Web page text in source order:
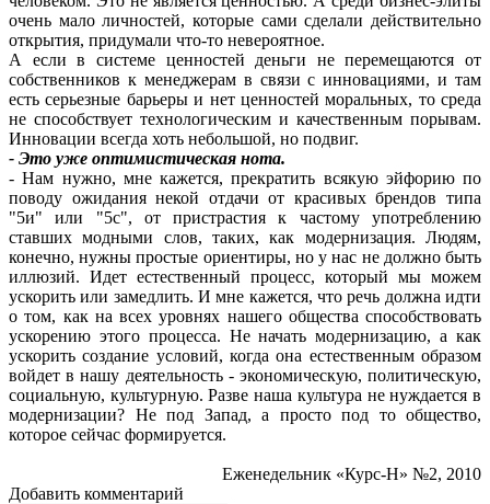
очень мало личностей, которые сами сделали действительно
открытия, придумали что-то невероятное.
А если в системе ценностей деньги не перемещаются от
собственников к менеджерам в связи с инновациями, и там
есть серьезные барьеры и нет ценностей моральных, то среда
не способствует технологическим и качественным порывам.
Инновации всегда хоть небольшой, но подвиг.
- Это уже оптимистическая нота.
- Нам нужно, мне кажется, прекратить всякую эйфорию по
поводу ожидания некой отдачи от красивых брендов типа
"5и" или "5с", от пристрастия к частому употреблению
ставших модными слов, таких, как модернизация. Людям,
конечно, нужны простые ориентиры, но у нас не должно быть
иллюзий. Идет естественный процесс, который мы можем
ускорить или замедлить. И мне кажется, что речь должна идти
о том, как на всех уровнях нашего общества способствовать
ускорению этого процесса. Не начать модернизацию, а как
ускорить создание условий, когда она естественным образом
войдет в нашу деятельность - экономическую, политическую,
социальную, культурную. Разве наша культура не нуждается в
модернизации? Не под Запад, а просто под то общество,
которое сейчас формируется.
Еженедельник «Курс-Н» №2, 2010
Добавить комментарий